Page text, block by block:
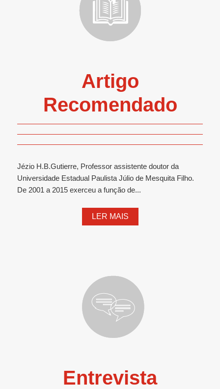
Artigo
Recomendado
Jézio H.B.Gutierre, Professor assistente doutor da
Universidade Estadual Paulista Júlio de Mesquita Filho.
De 2001 a 2015 exerceu a função de...
LER MAIS
Entrevista